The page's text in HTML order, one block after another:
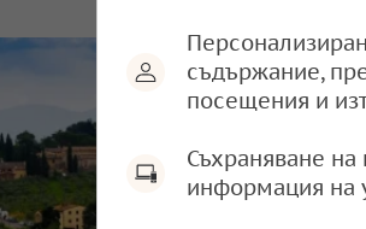
съдържание,
посещения и
Съхраняване
информация на